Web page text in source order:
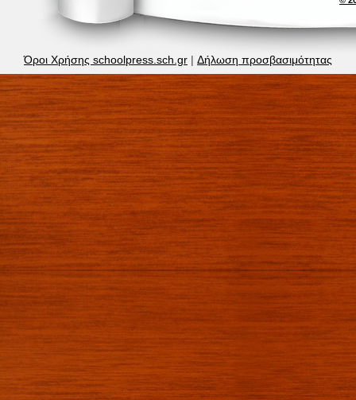
Όροι Χρήσης schoolpress.sch.gr | Δήλωση προσβασιμότητας